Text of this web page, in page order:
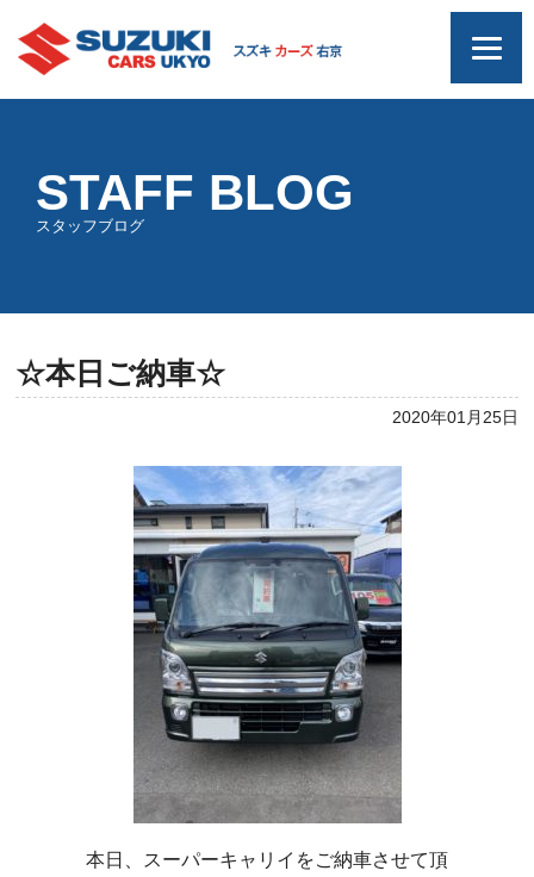
STAFF BLOG
スタッフブログ
☆本日ご納車☆
2020年01月25日
本日、スーパーキャリイをご納車させて頂